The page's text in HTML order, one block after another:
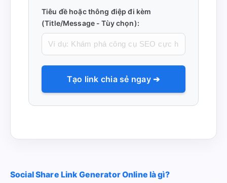
Tiêu đề hoặc thông điệp đi kèm
(Title/Message - Tùy chọn):
Tạo link chia sẻ ngay ➔
Social Share Link Generator Online là gì?